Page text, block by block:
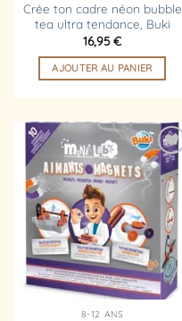
Crée ton cadre néon bubble
tea ultra tendance, Buki
16,95€
AJOUTER AU PANIER
Ajouter
à la
liste
d’envies
8-12 ANS